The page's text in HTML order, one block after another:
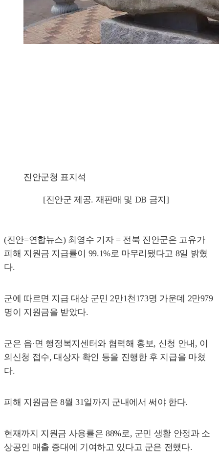
진안군청 표지석
[진안군 제공. 재판매 및 DB 금지]
(진안=연합뉴스) 최영수 기자 = 전북 진안군은 고유가
피해 지원금 지급률이 99.1%로 마무리됐다고 8일 밝혔
다.
군에 따르면 지급 대상 군민 2만1천173명 가운데 2만979
명이 지원금을 받았다.
군은 읍·면 행정복지센터와 협력해 홍보, 신청 안내, 이
의신청 접수, 대상자 확인 등을 진행한 후 지급을 마쳤
다.
피해 지원금은 8월 31일까지 군내에서 써야 한다.
현재까지 지원금 사용률은 88%로, 군민 생활 안정과 소
상공인 매출 증대에 기여하고 있다고 군은 전했다.